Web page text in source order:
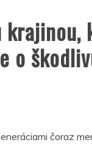
o
čoraz